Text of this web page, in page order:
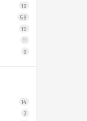
19
58
15
11
9
14
3